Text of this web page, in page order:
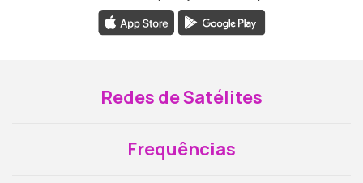
Redes de Satélites
Frequências